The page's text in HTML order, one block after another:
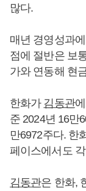
많다.
매년 경영성과
점에 절반은 보
가와 연동해 현
한화가 김동관
준 2024년 16만
만6972주다. 한
페이스에서도
김동관은 한화,